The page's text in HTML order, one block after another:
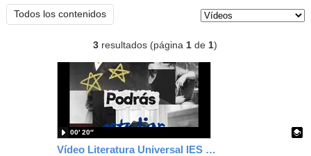
Todos los contenidos
3 resultados (página1 de1)
Vídeo Literatura Universal IES Profesor Julio Pérez
00′ 20″